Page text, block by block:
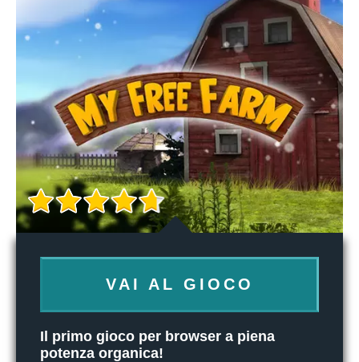
VAI AL GIOCO
Il primo gioco per browser a piena
potenza organica!